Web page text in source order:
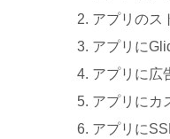
アプリのス
アプリに
アプリに広
アプリにカ
アプリに